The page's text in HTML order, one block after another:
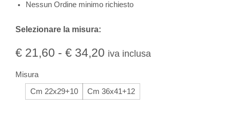
Nessun Ordine minimo richiesto
Selezionare la misura:
€ 21,60 - € 34,20 iva inclusa
Misura
Cm 22x29+10 Cm 36x41+12